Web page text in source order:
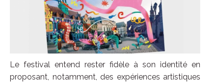
Le festival entend rester fidèle à son identité en
proposant, notamment, des expériences artistiques